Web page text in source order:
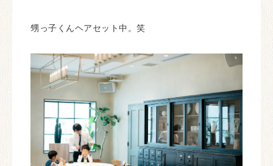
甥っ子くんヘアセット中。笑